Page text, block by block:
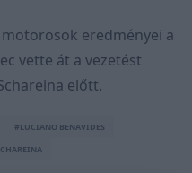
eredményei a
vette át a vezetést
előtt.
#LUCIANO BENAVIDES